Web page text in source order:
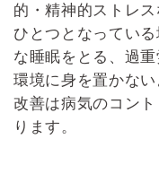
的・精神的ストレ
ひとつとなってい
な睡眠をとる、過
環境に身を置かな
改善は病気のコン
ります。